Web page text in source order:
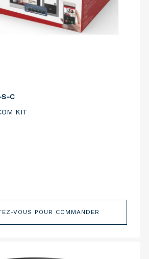
C
KIT
VOUS POUR COMMANDER